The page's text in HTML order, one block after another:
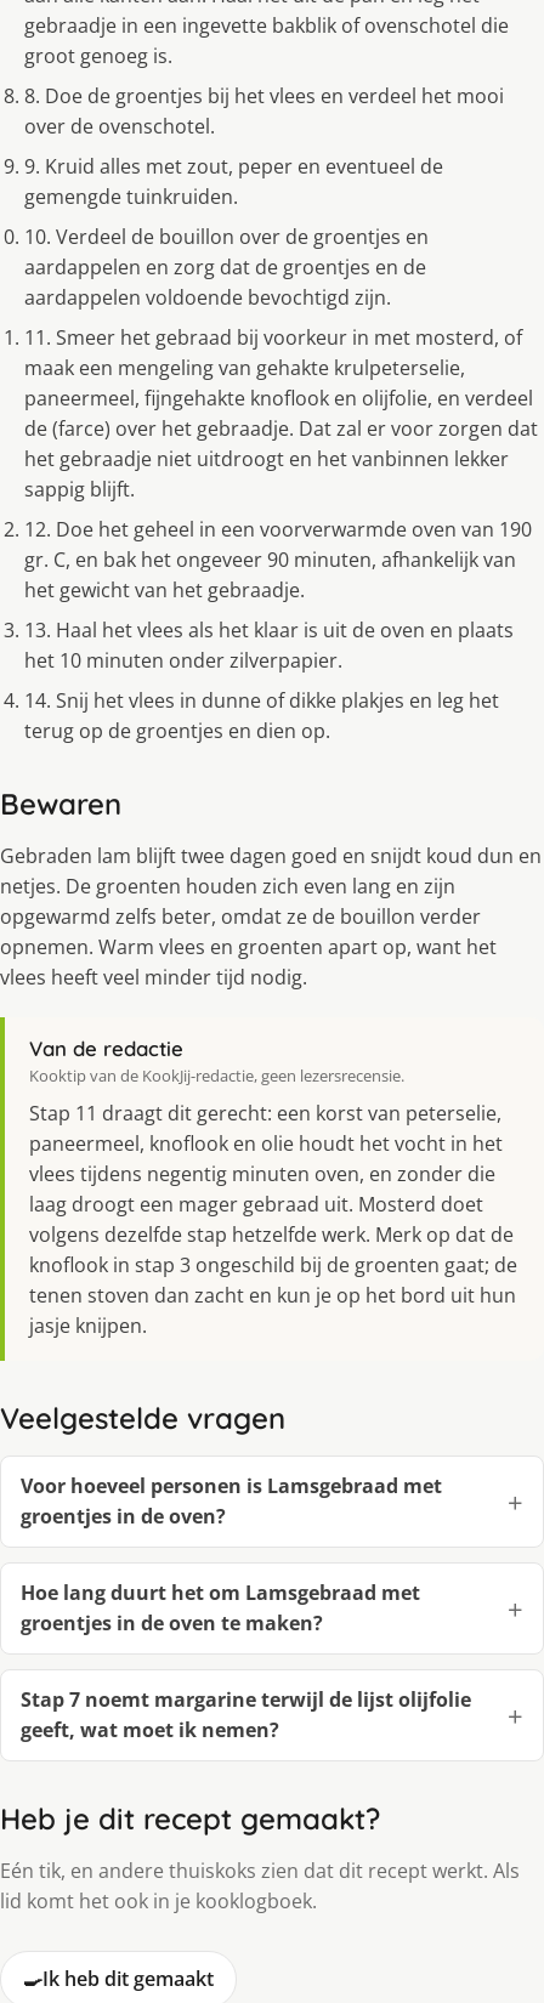
gebraadje in een ingevette bakblik of ovenschotel die
groot genoeg is.
8. Doe de groentjes bij het vlees en verdeel het mooi
over de ovenschotel.
9. Kruid alles met zout, peper en eventueel de
gemengde tuinkruiden.
10. Verdeel de bouillon over de groentjes en
aardappelen en zorg dat de groentjes en de
aardappelen voldoende bevochtigd zijn.
11. Smeer het gebraad bij voorkeur in met mosterd, of
maak een mengeling van gehakte krulpeterselie,
paneermeel, fijngehakte knoflook en olijfolie, en verdeel
de (farce) over het gebraadje. Dat zal er voor zorgen dat
het gebraadje niet uitdroogt en het vanbinnen lekker
sappig blijft.
12. Doe het geheel in een voorverwarmde oven van 190
gr. C, en bak het ongeveer 90 minuten, afhankelijk van
het gewicht van het gebraadje.
13. Haal het vlees als het klaar is uit de oven en plaats
het 10 minuten onder zilverpapier.
14. Snij het vlees in dunne of dikke plakjes en leg het
terug op de groentjes en dien op.
Bewaren
Gebraden lam blijft twee dagen goed en snijdt koud dun en
netjes. De groenten houden zich even lang en zijn
opgewarmd zelfs beter, omdat ze de bouillon verder
opnemen. Warm vlees en groenten apart op, want het
vlees heeft veel minder tijd nodig.
Van de redactie
Kooktip van de KookJij-redactie, geen lezersrecensie.
Stap 11 draagt dit gerecht: een korst van peterselie,
paneermeel, knoflook en olie houdt het vocht in het
vlees tijdens negentig minuten oven, en zonder die
laag droogt een mager gebraad uit. Mosterd doet
volgens dezelfde stap hetzelfde werk. Merk op dat de
knoflook in stap 3 ongeschild bij de groenten gaat; de
tenen stoven dan zacht en kun je op het bord uit hun
jasje knijpen.
Veelgestelde vragen
Voor hoeveel personen is Lamsgebraad met
groentjes in de oven?
Hoe lang duurt het om Lamsgebraad met
groentjes in de oven te maken?
Stap 7 noemt margarine terwijl de lijst olijfolie
geeft, wat moet ik nemen?
Heb je dit recept gemaakt?
Eén tik, en andere thuiskoks zien dat dit recept werkt. Als
lid komt het ook in je kooklogboek.
🍳Ik heb dit gemaakt